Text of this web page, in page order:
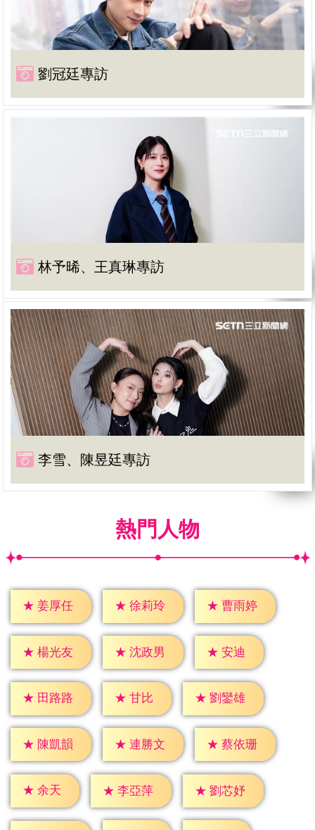
劉冠廷專訪
林予晞、王真琳專訪
李雪、陳昱廷專訪
熱門人物
★ 姜厚任 ★ 徐莉玲 ★ 曹雨婷
★ 楊光友 ★ 沈政男 ★ 安迪
★ 田路路 ★ 甘比 ★ 劉鑾雄
★ 陳凱韻 ★ 連勝文 ★ 蔡依珊
★ 余天 ★ 李亞萍 ★ 劉芯妤